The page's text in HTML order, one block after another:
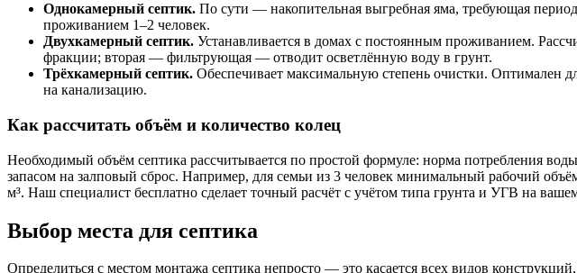
Однокамерный септик. По сути — накопительная выгребная яма, требующая
проживанием 1–2 человек.
Двухкамерный септик. Устанавливается в домах с постоянным проживанием.
фракции; вторая — фильтрующая — отводит осветлённую воду в грунт.
Трёхкамерный септик. Обеспечивает максимальную степень очистки. Оптимален
на канализацию.
Как рассчитать объём и количество колец
Необходимый объём септика рассчитывается по простой формуле: норма потребления
запасом на залповый сброс. Например, для семьи из 3 человек минимальный рабочий
м³. Наш специалист бесплатно сделает точный расчёт с учётом типа грунта и УГВ на
Выбор места для септика
Определиться с местом монтажа септика непросто — это касается всех видов